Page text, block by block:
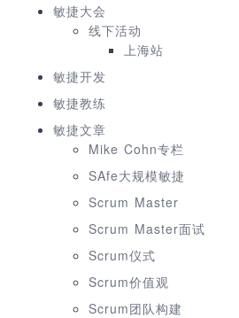
敏捷大会
线下活动
上海站
敏捷开发
敏捷教练
敏捷文章
Mike Cohn专栏
SAfe大规模敏捷
Scrum Master
Scrum Master面试
Scrum仪式
Scrum价值观
Scrum团队构建